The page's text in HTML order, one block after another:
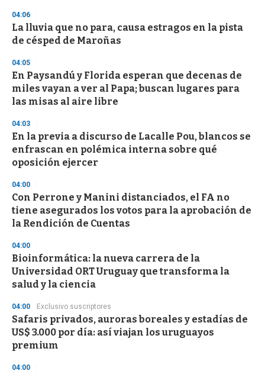
d
s
o
f
3
s
c
o
d
s
04:06
La lluvia que no para, causa estragos en la pista
de césped de Maroñas
04:05
En Paysandú y Florida esperan que decenas de
miles vayan a ver al Papa; buscan lugares para
las misas al aire libre
04:03
En la previa a discurso de Lacalle Pou, blancos se
enfrascan en polémica interna sobre qué
oposición ejercer
04:00
Con Perrone y Manini distanciados, el FA no
tiene asegurados los votos para la aprobación de
la Rendición de Cuentas
04:00
Bioinformática: la nueva carrera de la
Universidad ORT Uruguay que transforma la
salud y la ciencia
04:00 Exclusivo suscriptores
Safaris privados, auroras boreales y estadías de
US$ 3.000 por día: así viajan los uruguayos
premium
04:00